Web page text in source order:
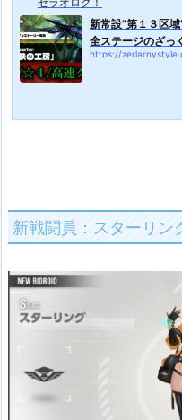
新常設”第１３区
全ステージのざっ
https://
新戦闘員：スターリン